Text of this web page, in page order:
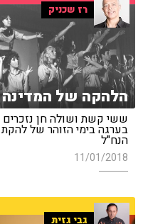
רז שכניק
הלהקה של המדינה
ששי קשת ושולה חן נזכרים
בערגה בימי הזוהר של להקת
הנח"ל
11/01/2018
גבי גזית